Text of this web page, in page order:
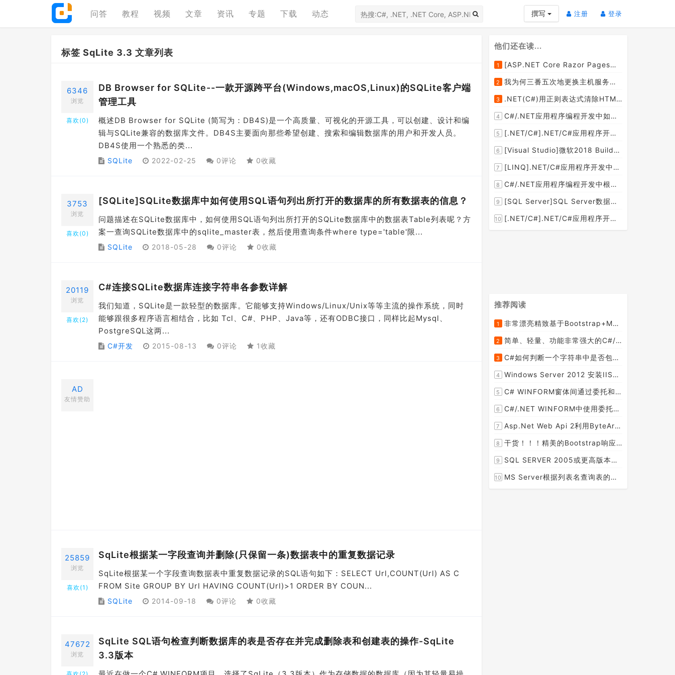
问答 教程 视频 文章 资讯 专题 下载 动态 撰写 注册 (current)
登录
标签 SqLite 3.3 文章列表
6346
浏览
喜欢(0)
DB Browser for SQLite--一款开源跨平台(Windows,macOS,Linux)的SQLite客户端
管理工具
概述DB Browser for SQLite (简写为：DB4S)是一个高质量、可视化的开源工具，可以创建、设计和编
辑与SQLite兼容的数据库文件。DB4S主要面向那些希望创建、搜索和编辑数据库的用户和开发人员。
DB4S使用一个熟悉的类...
SQLite 2022-02-25 0评论 0收藏
3753
浏览
喜欢(0)
[SQLite]SQLite数据库中如何使用SQL语句列出所打开的数据库的所有数据表的信息？
问题描述在SQLite数据库中，如何使用SQL语句列出所打开的SQLite数据库中的数据表Table列表呢？方
案一查询SQLite数据库中的sqlite_master表，然后使用查询条件where type='table'限...
SQLite 2018-05-28 0评论 0收藏
20119
浏览
喜欢(2)
C#连接SQLite数据库连接字符串各参数详解
我们知道，SQLite是一款轻型的数据库。它能够支持Windows/Linux/Unix等等主流的操作系统，同时
能够跟很多程序语言相结合，比如 Tcl、C#、PHP、Java等，还有ODBC接口，同样比起Mysql、
PostgreSQL这两...
C#开发 2015-08-13 0评论 1收藏
AD
友情赞助
25859
浏览
喜欢(1 )
SqLite根据某一字段查询并删除(只保留一条)数据表中的重复数据记录
SqLite根据某一个字段查询数据表中重复数据记录的SQL语句如下：SELECT Url,COUNT(Url) AS C
FROM Site GROUP BY Url HAVING COUNT(Url)>1 ORDER BY COUN...
SQLite 2014-09-18 0评论 0收藏
47672
浏览
SqLite SQL语句检查判断数据库的表是否存在并完成删除表和创建表的操作-SqLite
3.3版本
他们还在读...
1 [ASP.NET Core Razor Pages系列教程]ASP.NET Core Razor Pages中的PageModel(09)
2 我为何三番五次地更换主机服务提供商？
3 .NET(C#)用正则表达式清除HTML标签（包括script和style），保留纯本文
4 C#/.NET应用程序编程开发中如何将两张或者多张图片合并成一张图片？
5 [.NET/C#].NET/C#应用程序开发的单元测试中如何获取当前程序集所在的目录路径？
6 [Visual Studio]微软2018 Build大会:发布Visual Studio,Visual Stuido for Mac,.NET Core以及Xamarin.Forms的最新版本及更新
7 [LINQ].NET/C#应用程序开发中如何使用LINQ查询集合中元素的某个属性值在另外一个集合中存在的子集？
8 C#/.NET应用程序编程开发中根据查询条件动态创建LINQ的Where查询表达式的实现方案
9 [SQL Server]SQL Server数据库中如何设置主键列为自增列？
10 [.NET/C#].NET/C#应用程序开发中如何实现十进制数字和十六进制间的相互转换呢？
推荐阅读
1
非常漂亮精致基于Bootstrap+Material+Angular的轻量级响应式后台管理系统模板框架UI
2
简单、轻量、功能非常强大的C#/ASP.NET定时调度任务执行管理组件--FluentScheduler之实例篇
3
C#如何判断一个字符串中是否包含另一个字符串数组或列表中的任何一个元素
4
Windows Server 2012 安装IIS和.Net 2.0失败的解决方案--指定备用源路径
5
C# WINFORM窗体间通过委托和事件传值(自定义事件参数)--实例详解
6
C#/.NET WINFORM中使用委托和事件在类中更新窗体UI控件
7
Asp.Net Web Api 2利用ByteArrayContent和StreamContent分别实现下载文件示例源码(含多文件压缩功能)
8
干货！！！精美的Bootstrap响应式后台系统模板
9
SQL SERVER 2005或更高版本实现分组后取TOP N条记录
10 MS Server根据列表名查询表的字段名，字段类型，以类型长度
[2014-03-15]